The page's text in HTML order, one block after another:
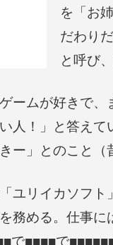
を「お
だわり
と呼び
ームが好きで
い人！」と答え
ー」とのこと（
ユリイカソフト
務める。仕事
で■■■■で